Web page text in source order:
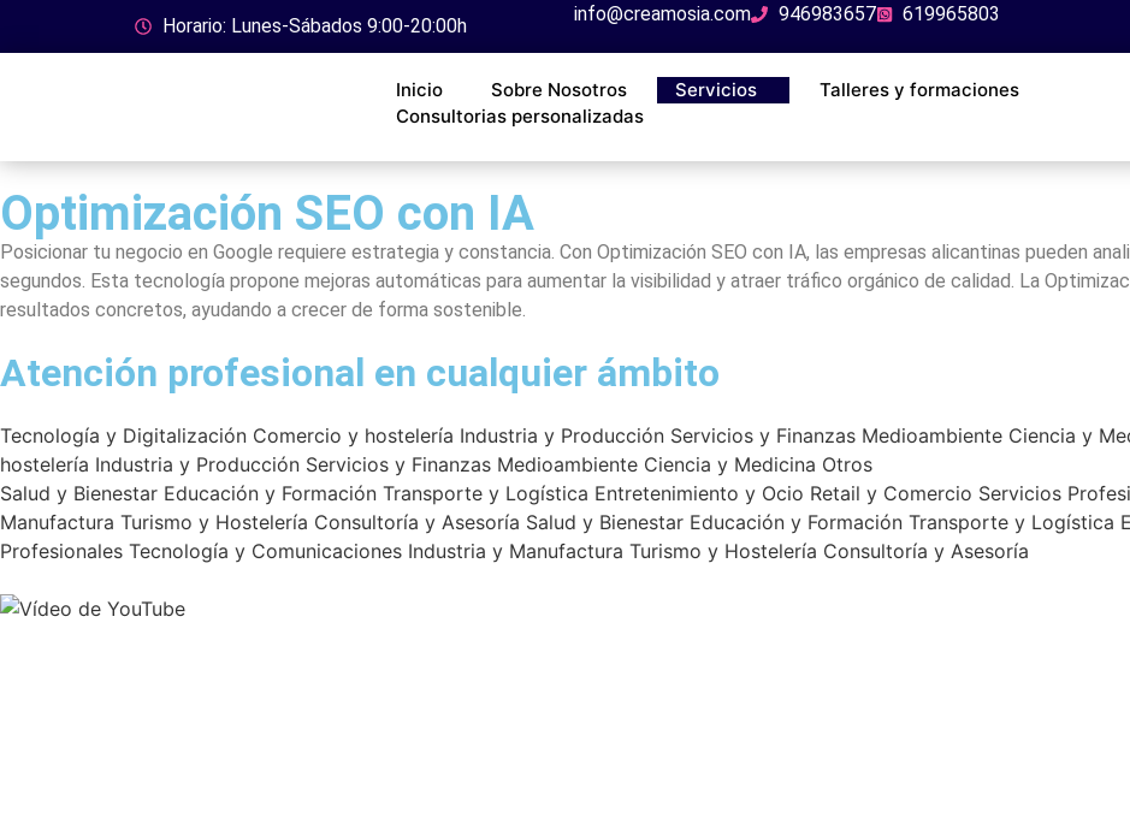
Horario: Lunes-Sábados 9:00-20:00h
info@creamosia.com 946983657 619965803
Inicio Sobre Nosotros Servicios
Talleres y formaciones
Consultorias personalizadas
Optimización SEO con IA
Posicionar tu negocio en Google requiere estrategia y constancia. Con Optimización SEO con IA, las empresas alicantinas pueden
segundos. Esta tecnología propone mejoras automáticas para aumentar la visibilidad y atraer tráfico orgánico de calidad. La
resultados concretos, ayudando a crecer de forma sostenible.
Atención profesional en cualquier ámbito
Tecnología y Digitalización Comercio y hostelería Industria y Producción Servicios y Finanzas Medioambiente Ciencia y
hostelería Industria y Producción Servicios y Finanzas Medioambiente Ciencia y Medicina Otros
Salud y Bienestar Educación y Formación Transporte y Logística Entretenimiento y Ocio Retail y Comercio Servicios
Manufactura Turismo y Hostelería Consultoría y Asesoría Salud y Bienestar Educación y Formación Transporte y Logística
Profesionales Tecnología y Comunicaciones Industria y Manufactura Turismo y Hostelería Consultoría y Asesoría